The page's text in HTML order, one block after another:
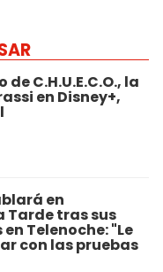
C.H.U.E.C.O., la
en Disney+,
en
Tarde tras sus
Telenoche: "Le
con las pruebas